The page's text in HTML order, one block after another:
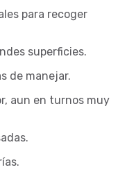
para recoger
superficies.
de manejar.
aun en turnos muy